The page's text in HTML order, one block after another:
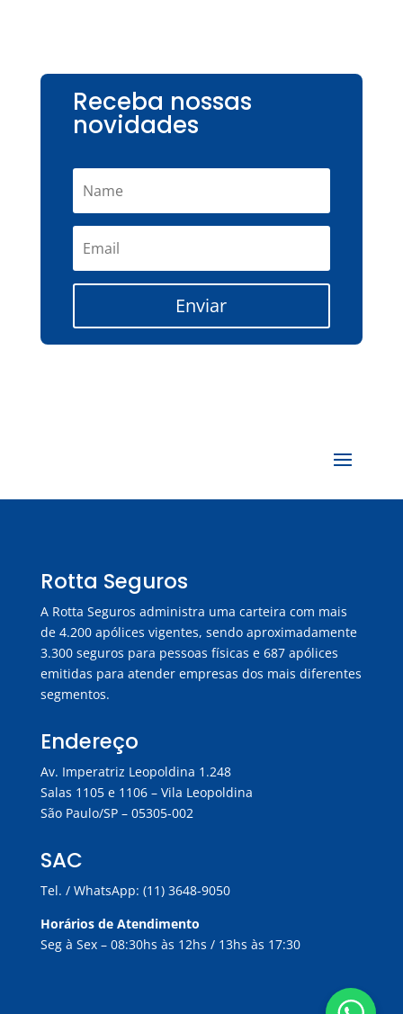
Receba nossas
novidades
Enviar
Rotta Seguros
A Rotta Seguros administra uma carteira com mais
de 4.200 apólices vigentes, sendo aproximadamente
3.300 seguros para pessoas físicas e 687 apólices
emitidas para atender empresas dos mais diferentes
segmentos.
Endereço
Av. Imperatriz Leopoldina 1.248
Salas 1105 e 1106 – Vila Leopoldina
São Paulo/SP – 05305-002
SAC
Tel. / WhatsApp: (11) 3648-9050
Horários de Atendimento
Seg à Sex – 08:30hs às 12hs / 13hs às 17:30